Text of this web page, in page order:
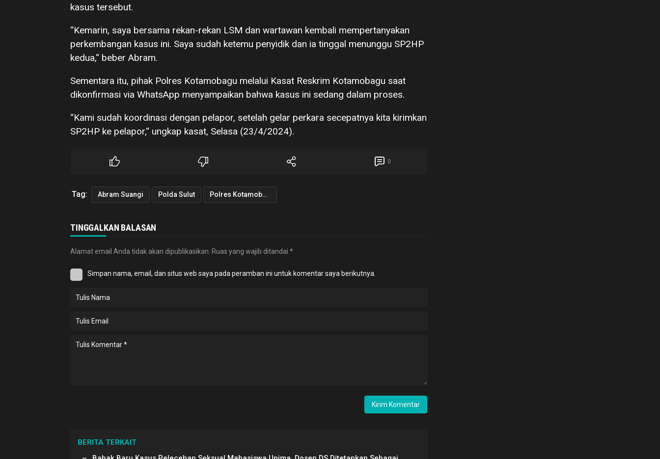
kasus tersebut.
“Kemarin, saya bersama rekan-rekan LSM dan wartawan kembali mempertanyakan
perkembangan kasus ini. Saya sudah ketemu penyidik dan ia tinggal menunggu SP2HP
kedua,“ beber Abram.
Sementara itu, pihak Polres Kotamobagu melalui Kasat Reskrim Kotamobagu saat
dikonfirmasi via WhatsApp menyampaikan bahwa kasus ini sedang dalam proses.
“Kami sudah koordinasi dengan pelapor, setelah gelar perkara secepatnya kita kirimkan
SP2HP ke pelapor,“ ungkap kasat, Selasa (23/4/2024).
0
Tag: Abram Suangi Polda Sulut Polres Kotamobagu
TINGGALKAN BALASAN
Alamat email Anda tidak akan dipublikasikan. Ruas yang wajib ditandai *
Simpan nama, email, dan situs web saya pada peramban ini untuk komentar saya berikutnya.
BERITA TERKAIT